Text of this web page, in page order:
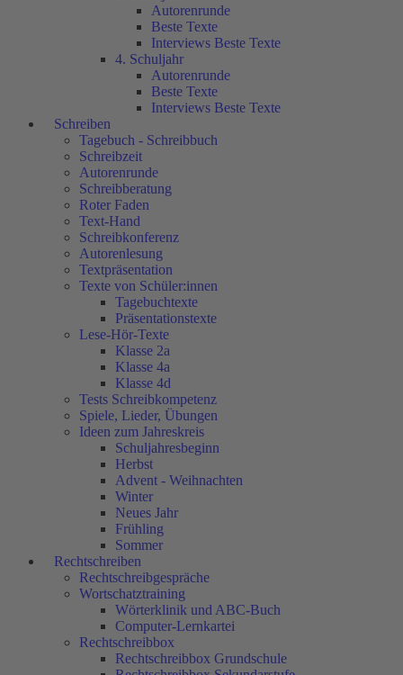
Autorenrunde
Beste Texte
Interviews Beste Texte
4. Schuljahr
Autorenrunde
Beste Texte
Interviews Beste Texte
Schreiben
Tagebuch - Schreibbuch
Schreibzeit
Autorenrunde
Schreibberatung
Roter Faden
Text-Hand
Schreibkonferenz
Autorenlesung
Textpräsentation
Texte von Schüler:innen
Tagebuchtexte
Präsentationstexte
Lese-Hör-Texte
Klasse 2a
Klasse 4a
Klasse 4d
Tests Schreibkompetenz
Spiele, Lieder, Übungen
Ideen zum Jahreskreis
Schuljahresbeginn
Herbst
Advent - Weihnachten
Winter
Neues Jahr
Frühling
Sommer
Rechtschreiben
Rechtschreibgespräche
Wortschatztraining
Wörterklinik und ABC-Buch
Computer-Lernkartei
Rechtschreibbox
Rechtschreibbox Grundschule